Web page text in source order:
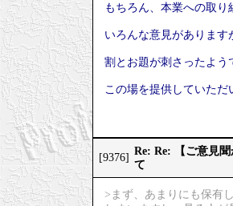
もちろん、本業への取
いろんな意見がありま
割とお題が刺さったよう
この場を提供していただ
[9376]
Re: Re: 【ご意見
て
>まず、あまりにも保有